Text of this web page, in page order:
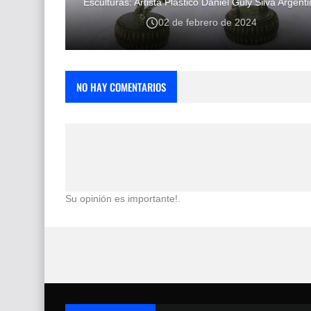
Esculturas: Artista Plástico Daniel Guly Silva
02 de febrero de 2024
NO HAY COMENTARIOS
Su opinión es importante!.